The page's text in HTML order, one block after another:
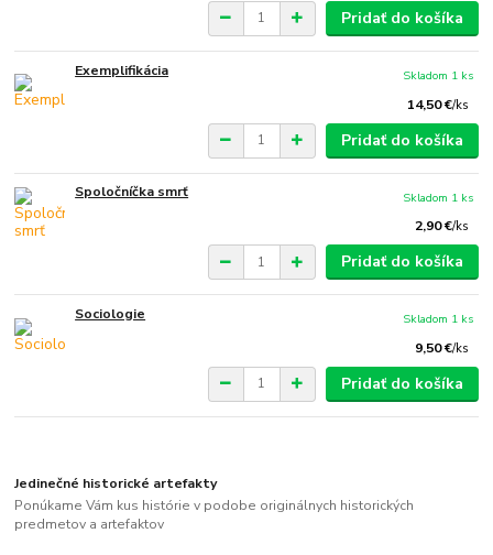
Pridať do košíka
Exemplifikácia
14,50 €/ks
Skladom 1 ks
Pridať do košíka
Spoločníčka smrť
2,90 €/ks
Skladom 1 ks
Pridať do košíka
Sociologie
9,50 €/ks
Skladom 1 ks
Pridať do košíka
Jedinečné historické artefakty
Ponúkame Vám kus histórie v podobe originálnych historických
predmetov a artefaktov